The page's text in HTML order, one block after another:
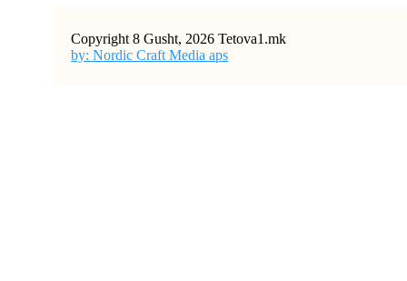
Copyright 8 Gusht, 2026 Tetova1.mk
by: Nordic Craft Media aps